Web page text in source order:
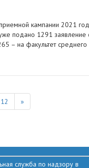
кампании 2021
подано 1291
– на факультет
12 »
служба по надзору в